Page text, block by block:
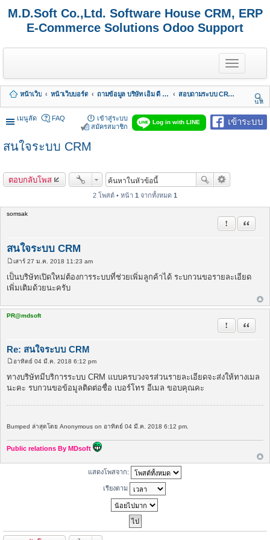
M.D.Soft Co.,Ltd. Software House CRM, ERP
E-Commerce Solutions Odoo Support
T
o
g
l
e
n
a
หน้าเว็บ หน้าเว็บบอร์ด ถามข้อมูล บริษัท เอ็ม ดี ซอฟต์ จำกัด
สอบถามระบบ CRM - LiveChat - HelpDesk
นห
า
เมนูลัด
เข้าระบบ
Log in with LINE
FAQ
เข้าสู่ระบบ
สมัครสมาชิก
สนใจระบบ CRM
ตอบกลับโพส
2 โพสต์ • หน้า 1 จากทั้งหมด 1
somsak
สนใจระบบ CRM
รายงานในข้
อ้างคำ
พ
ส
ต์
เสาร์ 27 ม.ค. 2018 11:23 am
เป็นบริษัทเปิดใหม่ต้องการระบบที่ช่วยเพิ่มลูกค้าได้ ระบกวนขอรายละเอียด
เพิ่มเติมด้วยนะครับ
PR@mdsoft
Re: สนใจระบบ CRM
รายงานในข้
อ้างคำ
พ
ส
ต์
อาทิตย์ 04 มี.ค. 2018 6:12 pm
ทางบริษัทมีบริการระบบ CRM แบบครบวงจรส่วนรายละเอียดจะส่งให้ทางเมล
นะคะ รบกวนขอข้อมูลติดต่อชื่อ เบอร์โทร อีเมล ขอบคุณคะ
Bumped ล่าสุดโดย Anonymous on อาทิตย์ 04 มี.ค. 2018 6:12 pm.
Public relations By MDsoft
แสดงโพสจาก:
เรียงตาม